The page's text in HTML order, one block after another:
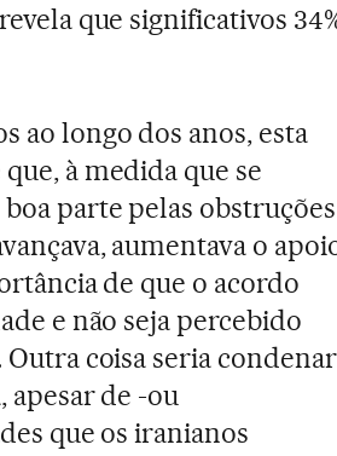
que significativos
ao longo dos anos, esta
à medida que se
parte pelas obstruções
aumentava o
de que o acordo
e não seja percebido
coisa seria condenar
apesar de -ou
que os iranianos